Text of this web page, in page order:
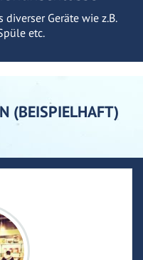
Geräte wie z.B.
etc.
(BEISPIELHAFT)